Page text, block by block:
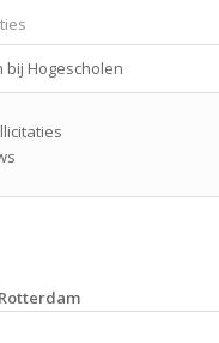
bij Hogescholen